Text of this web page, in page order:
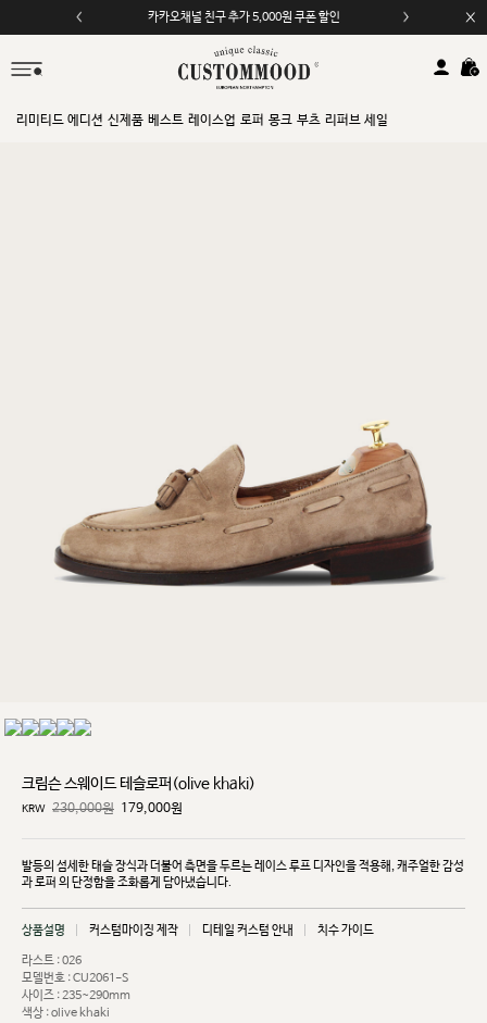
모바일 앱 자동 2,000원 할인
리미티드 에디션 신제품 베스트 레이스업 로퍼 몽크 부츠 리퍼브 세일
크림슨 스웨이드 테슬로퍼(olive khaki)
KRW 230,000원 179,000원
발등의 섬세한 태슬 장식과 더불어 측면을 두르는 레이스 루프 디자인을 적용해, 캐주얼한 감성
과 로퍼 의 단정함을 조화롭게 담아냈습니다.
상품설명 커스텀마이징 제작 디테일 커스텀 안내 치수 가이드
라스트 : 026
모델번호 : CU2061-S
사이즈 : 235~290mm
색상 : olive khaki